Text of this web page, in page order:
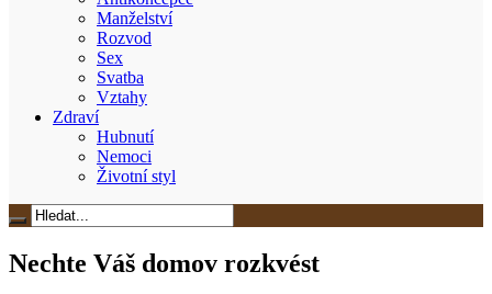
Manželství
Rozvod
Sex
Svatba
Vztahy
Zdraví
Hubnutí
Nemoci
Životní styl
Nechte Váš domov rozkvést